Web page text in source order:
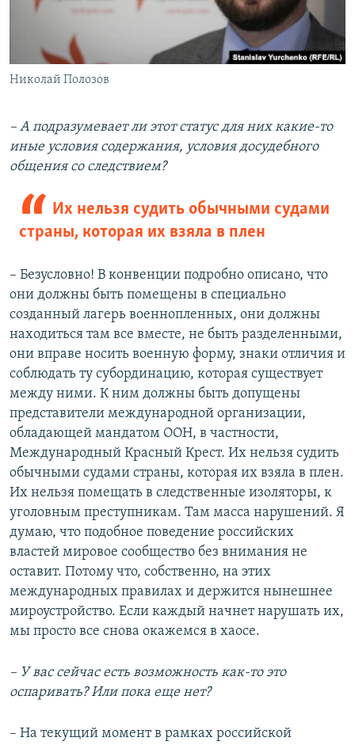
Николай Полозов
– А подразумевает ли этот статус для них какие-то
иные условия содержания, условия досудебного
общения со следствием?
Их нельзя судить обычными судами
страны, которая их взяла в плен
– Безусловно! В конвенции подробно описано, что
они должны быть помещены в специально
созданный лагерь военнопленных, они должны
находиться там все вместе, не быть разделенными,
они вправе носить военную форму, знаки отличия и
соблюдать ту субординацию, которая существует
между ними. К ним должны быть допущены
представители международной организации,
обладающей мандатом ООН, в частности,
Международный Красный Крест. Их нельзя судить
обычными судами страны, которая их взяла в плен.
Их нельзя помещать в следственные изоляторы, к
уголовным преступникам. Там масса нарушений. Я
думаю, что подобное поведение российских
властей мировое сообщество без внимания не
оставит. Потому что, собственно, на этих
международных правилах и держится нынешнее
мироустройство. Если каждый начнет нарушать их,
мы просто все снова окажемся в хаосе.
– У вас сейчас есть возможность как-то это
оспаривать? Или пока еще нет?
– На текущий момент в рамках российской